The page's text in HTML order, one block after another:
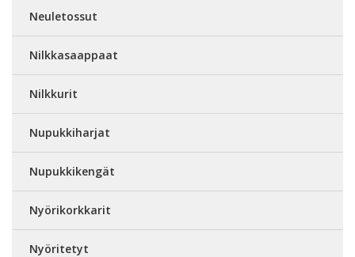
Neuletossut
Nilkkasaappaat
Nilkkurit
Nupukkiharjat
Nupukkikengät
Nyörikorkkarit
Nyöritetyt